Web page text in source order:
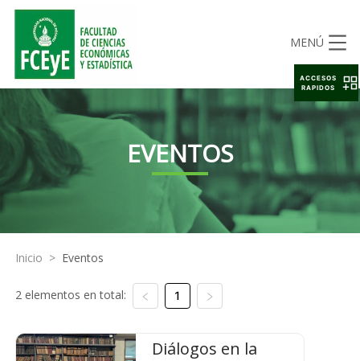
MENÚ
EVENTOS
Inicio > Eventos
2 elementos en total: 1
Diálogos en la
ACCESOS
RAPIDOS